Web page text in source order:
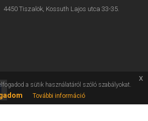
a sütik használatáról szóló szabályokat.
További információ
x
4450 Tiszalök, Kossuth Lajos utca 33-35.